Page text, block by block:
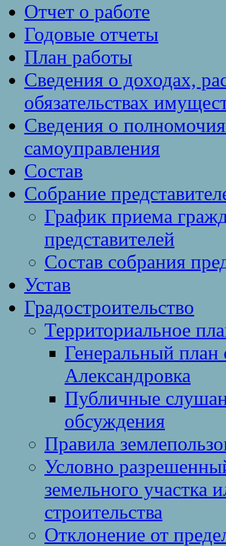
Отчет о работе
Годовые отчеты
План работы
Сведения о доходах,
обязательствах
Сведения о
самоуправления
Состав
Собрание
График приема
представителей
Состав собрания
Устав
Градостроительство
Территориальное
Генеральный план
Александровка
Публичные
обсуждения
Правила
Условно
земельного участка
строительства
Отклонение от